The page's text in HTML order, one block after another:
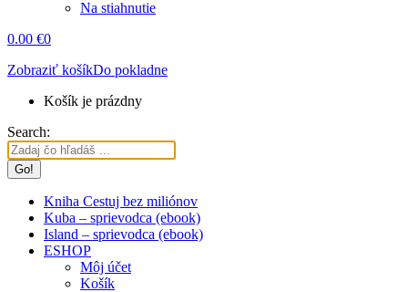
Na stiahnutie
0.00 €0
Zobraziť košíkDo pokladne
Košík je prázdny
Search:
Kniha Cestuj bez miliónov
Kuba – sprievodca (ebook)
Island – sprievodca (ebook)
ESHOP
Môj účet
Košík